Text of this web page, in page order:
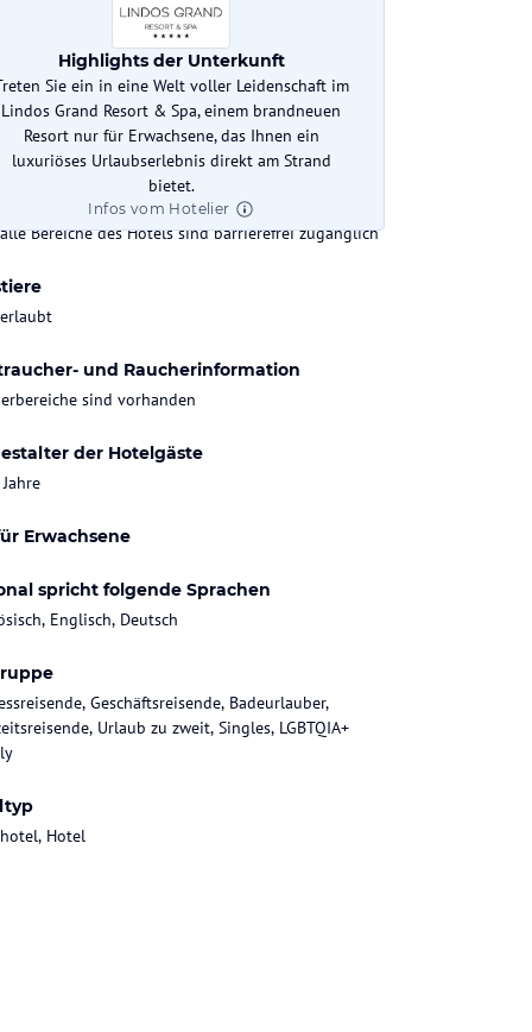
Highlights der Unterkunft
Sie ein in eine Welt voller Leidenschaft im
Lindos Grand Resort & Spa, einem brandneuen
Resort nur für Erwachsene, das Ihnen ein
luxuriöses Urlaubserlebnis direkt am Strand
bietet.
Infos vom Hotelier
In
Uhr
Check-Out
bis 12:00 Uhr
Bereiche des Hotels sind barrierefrei zugänglich
und Raucherinformation
sind vorhanden
der Hotelgäste
Erwachsene
spricht folgende Sprachen
Englisch, Deutsch
Geschäftsreisende, Badeurlauber,
Urlaub zu zweit, Singles, LGBTQIA+
Hotel